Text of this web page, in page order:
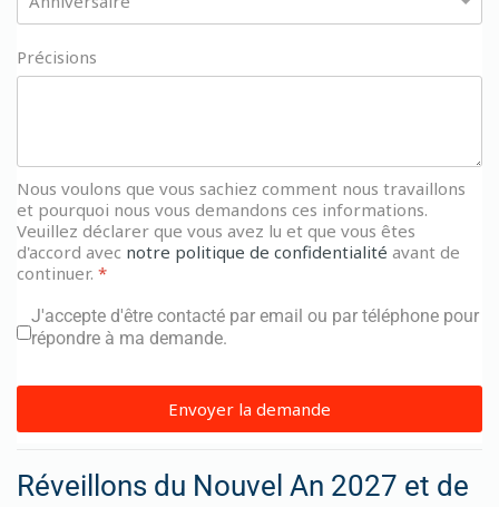
Précisions
Nous voulons que vous sachiez comment nous travaillons
et pourquoi nous vous demandons ces informations.
Veuillez déclarer que vous avez lu et que vous êtes
d'accord avec notre politique de confidentialité avant de
continuer. *
J'accepte d'être contacté par email ou par téléphone pour
répondre à ma demande.
Envoyer la demande
Réveillons du Nouvel An 2027 et de